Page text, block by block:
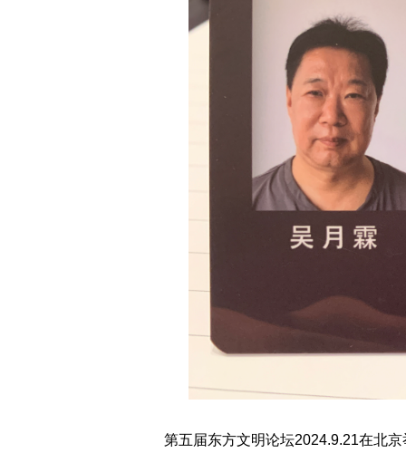
第五届东方文明论坛2024.9.21在北